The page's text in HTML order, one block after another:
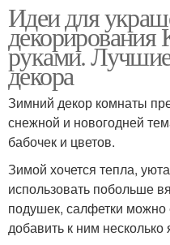
Идеи для
руками.
декора
Зимний декор комнаты
снежной и новогодней
бабочек и цветов.
Зимой хочется тепла,
использовать побольше
подушек, салфетки можно
добавить к ним